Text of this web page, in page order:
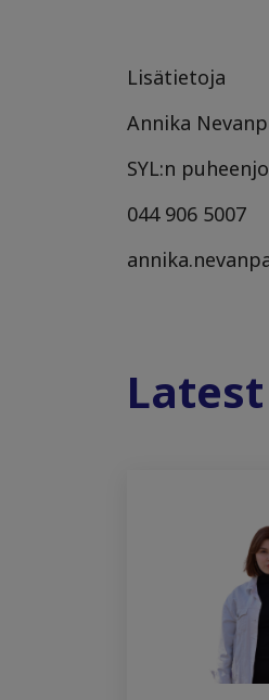
Lisätietoja
Annika
SYL:n
044 906 5007